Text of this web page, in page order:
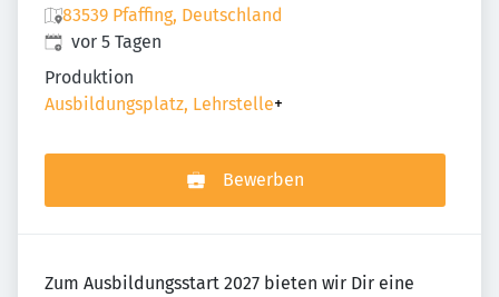
83539 Pfaffing, Deutschland
Veröffentlicht:
vor 5 Tagen
Produktion
Ausbildungsplatz, Lehrstelle+
Bewerben
Zum Ausbildungsstart 2027 bieten wir Dir eine